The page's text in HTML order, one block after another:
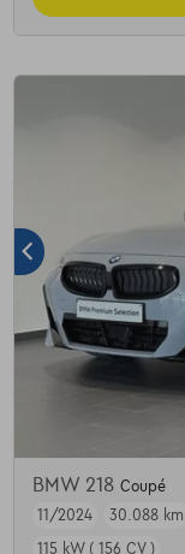
BMW 218 Coupé
11/2024
30.088 km
115 kW ( 156 CV )